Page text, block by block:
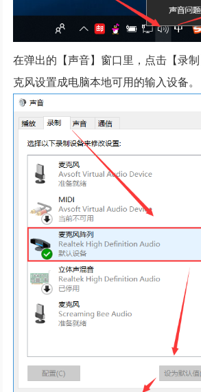
在弹出的【声音】窗口里，点击【录
克风设置成电脑本地可用的输入设备。